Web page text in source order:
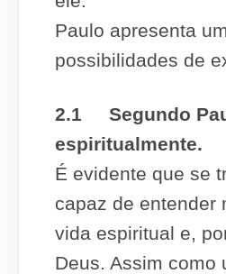
Paulo apresenta
possibilidades de
2.1 Segundo
espiritualmente.
É evidente que se
capaz de entender
vida espiritual e,
Deus. Assim como